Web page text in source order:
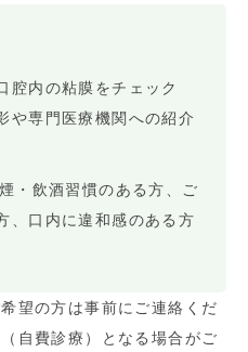
腔内の粘膜をチェック
や専門医療機関への紹介
・飲酒習慣のある方、ご
、口内に違和感のある方
望の方は事前にご連絡くだ
自費診療）となる場合がご